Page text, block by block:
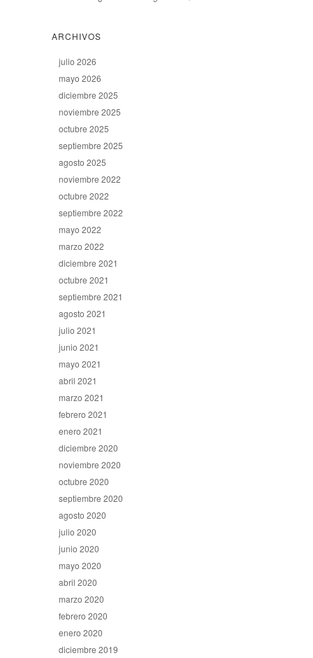
ARCHIVOS
julio 2026
mayo 2026
diciembre 2025
noviembre 2025
octubre 2025
septiembre 2025
agosto 2025
noviembre 2022
octubre 2022
septiembre 2022
mayo 2022
marzo 2022
diciembre 2021
octubre 2021
septiembre 2021
agosto 2021
julio 2021
junio 2021
mayo 2021
abril 2021
marzo 2021
febrero 2021
enero 2021
diciembre 2020
noviembre 2020
octubre 2020
septiembre 2020
agosto 2020
julio 2020
junio 2020
mayo 2020
abril 2020
marzo 2020
febrero 2020
enero 2020
diciembre 2019